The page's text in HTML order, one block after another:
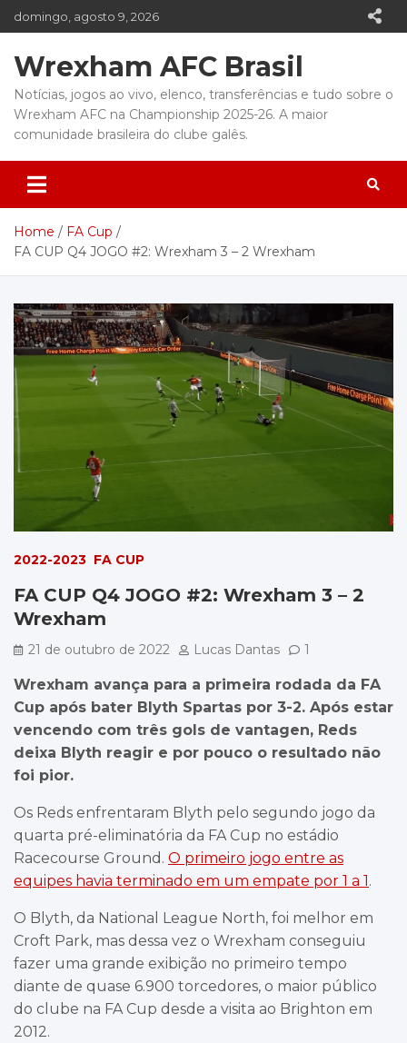
Skip
to
domingo, agosto 9, 2026
Wrexham AFC Brasil
Notícias, jogos ao vivo, elenco, transferências e tudo sobre o
Wrexham AFC na Championship 2025-26. A maior
comunidade brasileira do clube galês.
Home
FA Cup
FA CUP Q4 JOGO #2: Wrexham 3 – 2 Wrexham
2022-2023 FA CUP
FA CUP Q4 JOGO #2: Wrexham 3 – 2
Wrexham
21 de outubro de 2022 Lucas Dantas 1
Wrexham avança para a primeira rodada da FA
Cup após bater Blyth Spartas por 3-2. Após estar
vencendo com três gols de vantagen, Reds
deixa Blyth reagir e por pouco o resultado não
foi pior.
Os Reds enfrentaram Blyth pelo segundo jogo da
quarta pré-eliminatória da FA Cup no estádio
Racecourse Ground. O primeiro jogo entre as
equipes havia terminado em um empate por 1 a 1.
O Blyth, da National League North, foi melhor em
Croft Park, mas dessa vez o Wrexham conseguiu
fazer uma grande exibição no primeiro tempo
diante de quase 6.900 torcedores, o maior público
do clube na FA Cup desde a visita ao Brighton em
2012.